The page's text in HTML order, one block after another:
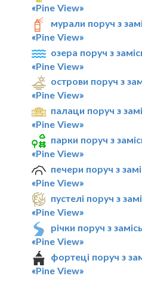
«Pine View»
мурали поруч з
«Pine View»
озера поруч з
«Pine View»
острови поруч з
«Pine View»
палаци поруч з
«Pine View»
парки поруч з
«Pine View»
печери поруч з
«Pine View»
пустелі поруч з
«Pine View»
річки поруч з
«Pine View»
фортеці поруч з
«Pine View»